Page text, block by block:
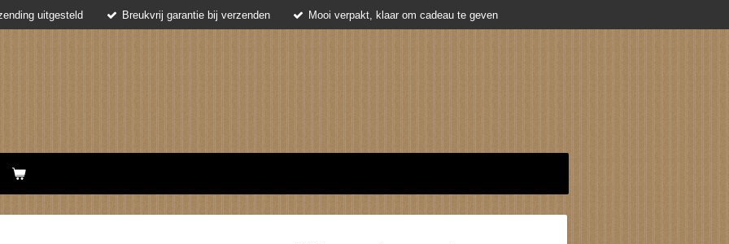
uitgesteld Breukvrij garantie bij verzenden Mooi verpakt, klaar om cadeau te geven